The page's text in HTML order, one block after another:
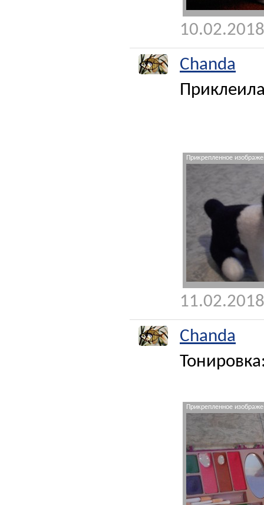
Chanda
Прикрепленное
Chanda
Прикрепленное